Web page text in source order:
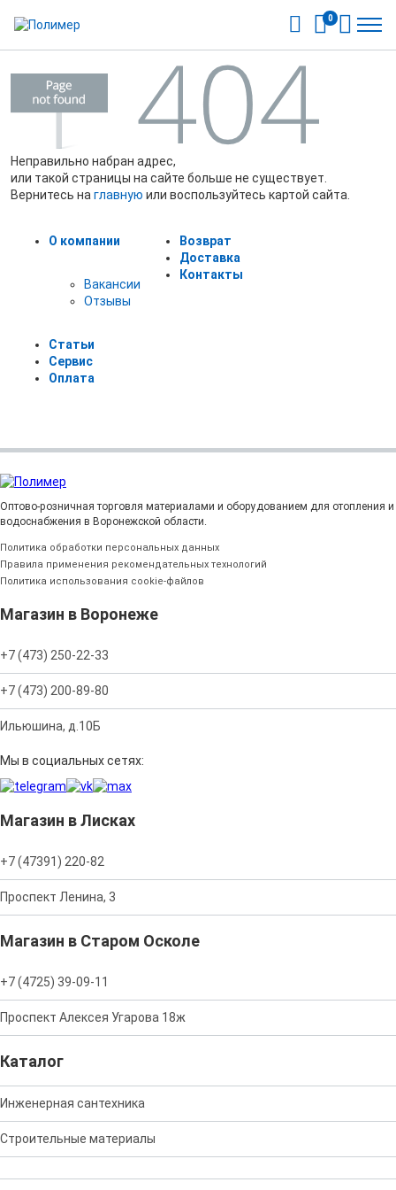
0
Неправильно набран адрес,
или такой страницы на сайте больше не существует.
Вернитесь на главную или воспользуйтесь картой сайта.
О компании
Вакансии
Отзывы
Статьи
Сервис
Оплата
Возврат
Доставка
Контакты
Оптово-розничная торговля материалами и оборудованием для отопления и
водоснабжения в Воронежской области.
Политика обработки персональных данных
Правила применения рекомендательных технологий
Политика использования cookie-файлов
Магазин в Воронеже
+7 (473) 250-22-33
+7 (473) 200-89-80
Ильюшина, д.10Б
Мы в социальных сетях:
Магазин в Лисках
+7 (47391) 220-82
Проспект Ленина, 3
Магазин в Старом Осколе
+7 (4725) 39-09-11
Проспект Алексея Угарова 18ж
Каталог
Инженерная сантехника
Строительные материалы